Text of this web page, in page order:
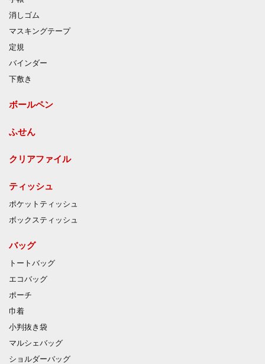
消しゴム
マスキングテープ
定規
バインダー
下敷き
ボールペン
ふせん
クリアファイル
ティッシュ
ポケットティッシュ
ボックスティッシュ
バッグ
トートバッグ
エコバッグ
ポーチ
巾着
小判抜き袋
マルシェバッグ
ショルダーバッグ